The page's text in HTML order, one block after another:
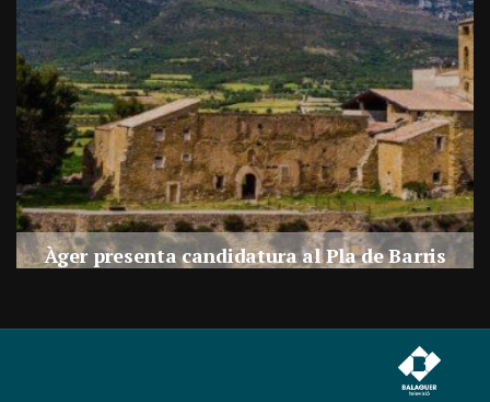
Àger presenta candidatura al Pla de Barris